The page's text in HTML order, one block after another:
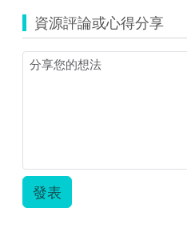
資源評論或心得分享
發表